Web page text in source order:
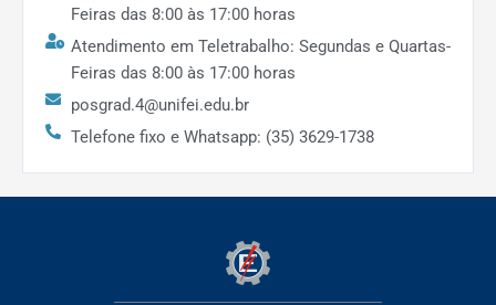
Feiras das 8:00 às 17:00 horas
Atendimento em Teletrabalho: Segundas e Quartas-
Feiras das 8:00 às 17:00 horas
posgrad.4@unifei.edu.br
Telefone fixo e Whatsapp: (35) 3629-1738